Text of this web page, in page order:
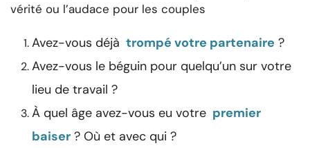
vérité ou l’audace pour les couples
Avez-vous déjà trompé votre partenaire ?
Avez-vous le béguin pour quelqu’un sur votre
lieu de travail ?
À quel âge avez-vous eu votre premier
baiser ? Où et avec qui ?